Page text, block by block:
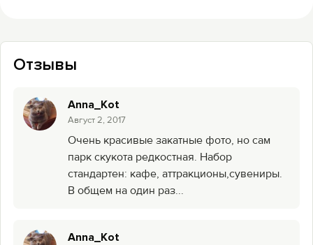
Отзывы
Anna_Kot
Август 2, 2017
Очень красивые закатные фото, но сам
парк скукота редкостная. Набор
стандартен: кафе, аттракционы,сувениры.
В общем на один раз...
Anna_Kot